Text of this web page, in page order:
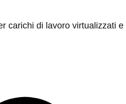
carichi di lavoro virtualizzati e